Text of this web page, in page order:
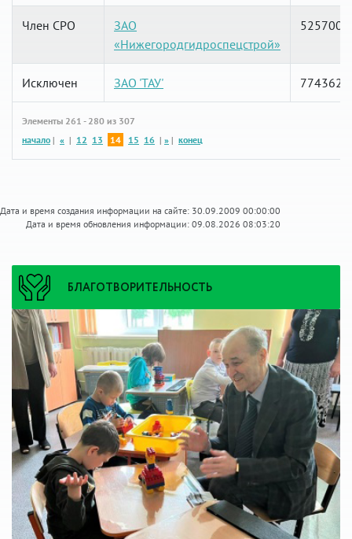
Член СРО
ЗАО
«Нижегородгидроспецстрой»
Исключен ЗАО 'ТАУ'
Элементы 261 - 280 из 307
начало | « | 12 13 14 15 16 | » | конец
Дата и время создания информации на сайте: 30.09.2009 00:00:00
Дата и время обновления информации: 09.08.2026 08:03:20
БЛАГОТВОРИТЕЛЬНОСТЬ